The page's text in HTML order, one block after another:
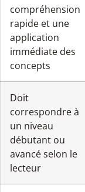
compréhension
rapide et une
application
immédiate des
concepts
Doit
correspondre à
un niveau
débutant ou
avancé selon le
lecteur